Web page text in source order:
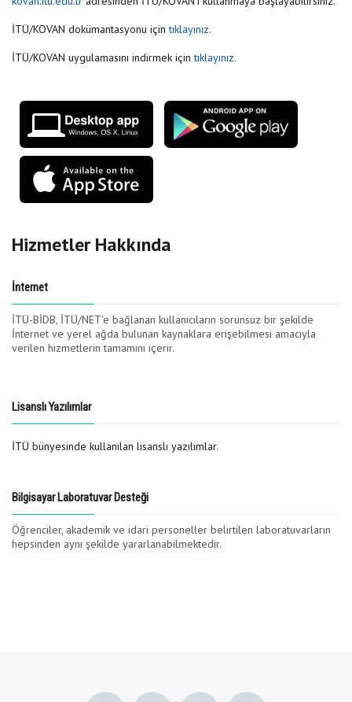
İTÜ/KOVAN dokümantasyonu içintıklayınız.
İTÜ/KOVAN uygulamasını indirmek içintıklayınız.
Hizmetler Hakkında
İnternet
İTÜ-BİDB, İTÜ/NET'e bağlanan kullanıcıların sorunsuz bir şekilde
İnternet ve yerel ağda bulunan kaynaklara erişebilmesi amacıyla
verilen hizmetlerin tamamını içerir.
Lisanslı Yazılımlar
İTÜ bünyesinde kullanılan lisanslı yazılımlar.
Bilgisayar Laboratuvar Desteği
Öğrenciler, akademik ve idari personeller belirtilen laboratuvarların
hepsinden aynı şekilde yararlanabilmektedir.